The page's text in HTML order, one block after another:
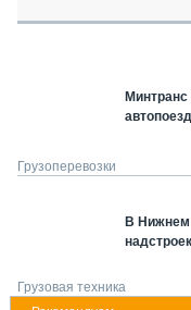
СТАТЬИ ПО
Грузоперевозки
В Нижнем
Грузовая техника